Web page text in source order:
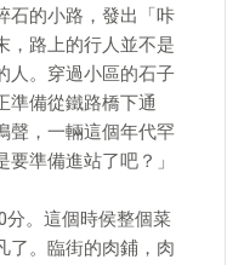
石的小路，發出「咔
，路上的行人並不是
人。穿過小區的石子
準備從鐵路橋下通
聲，一輛這個年代罕
準備進站了吧？」
分。這個時侯整個菜
了。臨街的肉鋪，肉